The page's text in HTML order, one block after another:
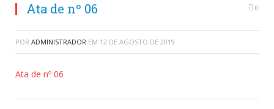
Ata de nº 06 0
POR ADMINISTRADOR EM 12 DE AGOSTO DE 2019
Ata de nº 06